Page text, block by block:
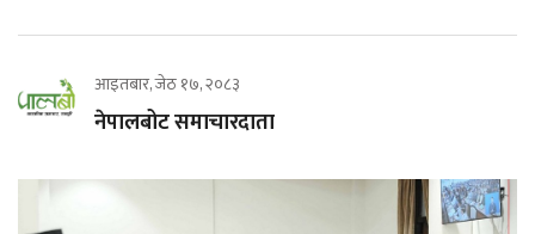
आइतबार, जेठ १७, २०८३
नेपालबोट समाचारदाता